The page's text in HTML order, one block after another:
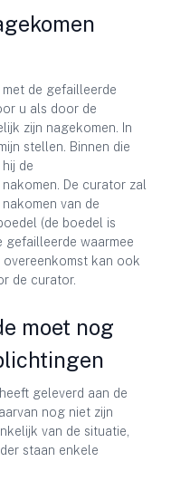
de gefailleerde
u als door de
zijn nagekomen. In
stellen. Binnen die
de
De curator zal
van de
(de boedel is
gefailleerde waarmee
overeenkomst kan ook
de curator.
moet nog
geleverd aan de
nog niet zijn
van de situatie,
staan enkele